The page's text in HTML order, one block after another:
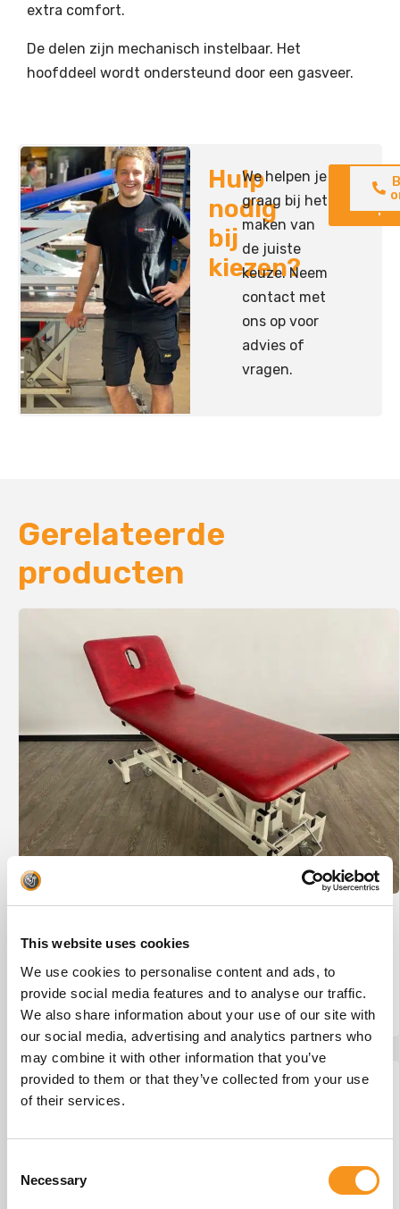
This website uses cookies
We use cookies to personalise content and ads, to
provide social media features and to analyse our traffic.
We also share information about your use of our site with
our social media, advertising and analytics partners who
may combine it with other information that you’ve
provided to them or that they’ve collected from your use
of their services.
Selection
Necessary
extra comfort.
De delen zijn mechanisch instelbaar. Het
hoofddeel wordt ondersteund door een gasveer.
Hulp
nodig
bij
kiezen?
We helpen je
graag bij het
maken van
de juiste
keuze. Neem
contact met
ons op voor
advies of
vragen.
Neem
op
Gerelateerde
producten
BESTEL NU!